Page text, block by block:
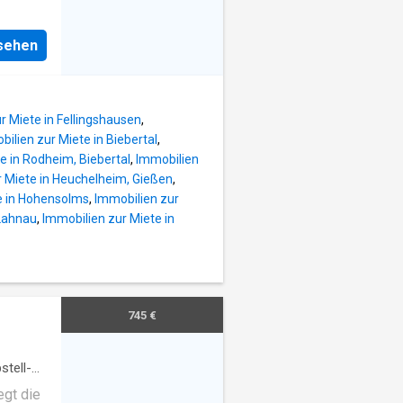
über
groß
bietet
die
sich
aus.
Miete in Fellingshausen,
zur Miete in Biebertal ,
in Rodheim, Biebertal , Immobilien
Miete in Heuchelheim, Gießen,
in Hohensolms, Immobilien zur
, Immobilien zur Miete in
die
745 €